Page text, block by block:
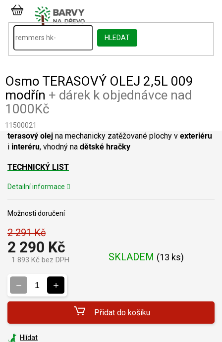
Přejít
obsah
HLEDAT
NÁKUPNÍ
KOŠÍK
Osmo TERASOVÝ OLEJ 2,5L 009
modřín + dárek k objednávce nad
1000Kč
11500021
2 291 Kč
2 290 Kč
1 893 Kč bez DPH SKLADEM (13 ks)
Možnosti doručení
Přidat do košíku
terasový olej na mechanicky zatěžované plochy v exteriéru
i interéru, vhodný na dětské hračky
TECHNICKÝ LIST
Detailní informace
Hlídat